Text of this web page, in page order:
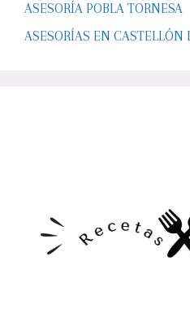
ASESORÍA POBLA TORNESA
ASESORÍAS EN CASTELLÓN